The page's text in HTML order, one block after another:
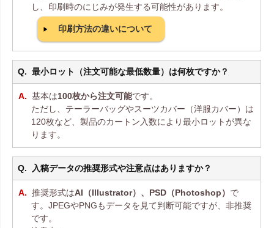
し、印刷時のにじみが発生する可能性があります。
印刷方法の違いについて
最小ロット（注文可能な最低数量）は何枚ですか？
基本は100枚から注文可能です。
ただし、テーラーバッグやスーツカバー（洋服カバー）は
120枚など、製品のカートン入数により最小ロットが異な
ります。
入稿データの推奨形式や注意点はありますか？
推奨形式はAI（Illustrator）、PSD（Photoshop） で
す。JPEGやPNGもデータを見て判断可能ですが、非推奨
です。